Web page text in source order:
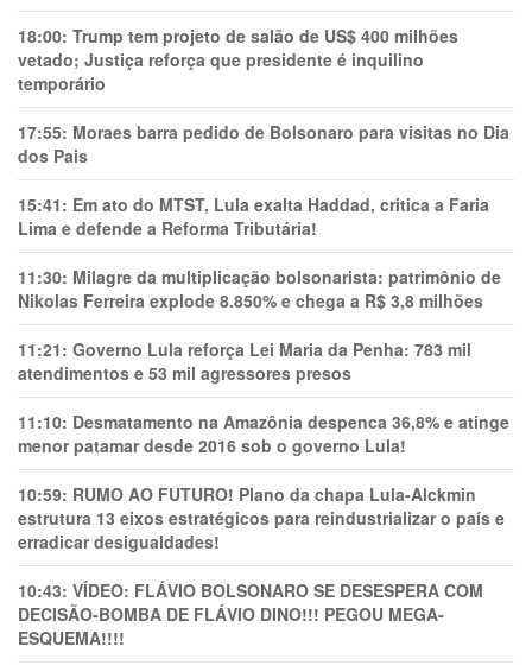
18:00: Trump tem projeto de salão de US$ 400 milhões
vetado; Justiça reforça que presidente é inquilino
temporário
17:55: Moraes barra pedido de Bolsonaro para visitas no Dia
dos Pais
15:41: Em ato do MTST, Lula exalta Haddad, critica a Faria
Lima e defende a Reforma Tributária!
11:30: Milagre da multiplicação bolsonarista: patrimônio de
Nikolas Ferreira explode 8.850% e chega a R$ 3,8 milhões
11:21: Governo Lula reforça Lei Maria da Penha: 783 mil
atendimentos e 53 mil agressores presos
11:10: Desmatamento na Amazônia despenca 36,8% e atinge
menor patamar desde 2016 sob o governo Lula!
10:59: RUMO AO FUTURO! Plano da chapa Lula-Alckmin
estrutura 13 eixos estratégicos para reindustrializar o país e
erradicar desigualdades!
10:43: VÍDEO: FLÁVIO BOLSONARO SE DESESPERA COM
DECISÃO-BOMBA DE FLÁVIO DINO!!! PEGOU MEGA-
ESQUEMA!!!!